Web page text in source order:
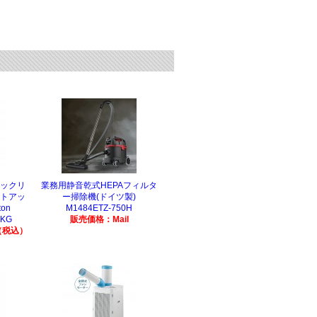
クリ
アッ
込）
業務用静音乾式HEPAフィルタ
ー掃除機(ドイツ製)
M1484ETZ-750H
販売価格：Mail